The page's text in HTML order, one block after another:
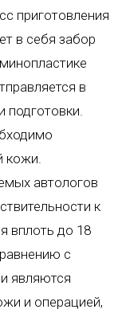
приготовления
в себя забор
в
подготовки.
кожи.
автологов
к
вплоть до 18
с
являются
и операцией,